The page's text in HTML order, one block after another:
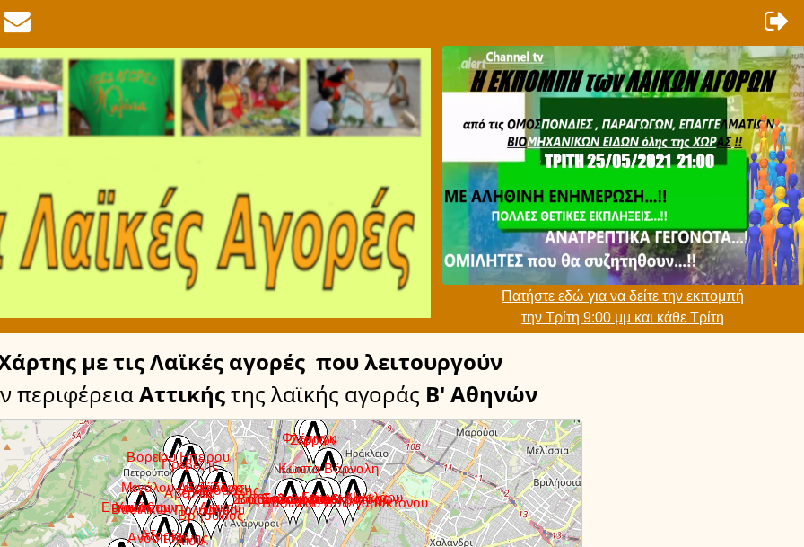
Πατήστε εδώ για να δείτε την εκπομπή
την Τρίτη 9:00 μμ και κάθε Τρίτη
με τις Λαϊκές αγορές που λειτουργούν
περιφέρειαΑττικήςτης λαϊκής αγοράς Β' Αθηνών